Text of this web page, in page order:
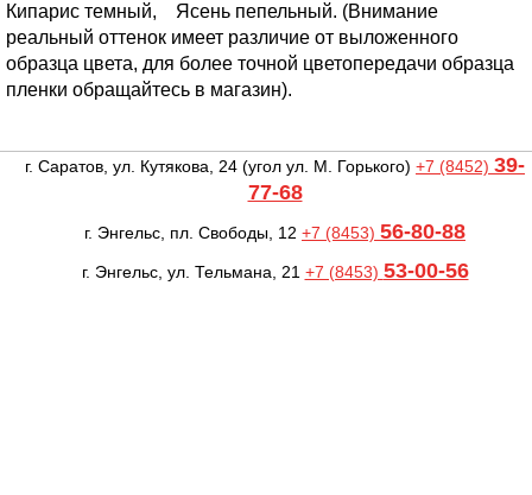
Кипарис темный, Ясень пепельный. (Внимание
реальный оттенок имеет различие от выложенного
образца цвета, для более точной цветопередачи образца
пленки обращайтесь в магазин).
г. Саратов, ул. Кутякова, 24 (угол ул. М. Горького) +7 (8452) 39-
77-68
г. Энгельс, пл. Свободы, 12 +7 (8453) 56-80-88
г. Энгельс, ул. Тельмана, 21 +7 (8453) 53-00-56